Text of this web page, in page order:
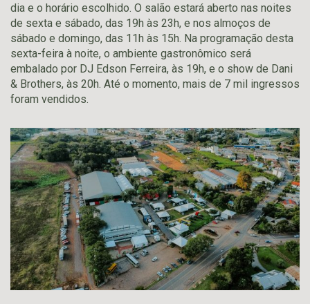
dia e o horário escolhido. O salão estará aberto nas noites
de sexta e sábado, das 19h às 23h, e nos almoços de
sábado e domingo, das 11h às 15h. Na programação desta
sexta-feira à noite, o ambiente gastronômico será
embalado por DJ Edson Ferreira, às 19h, e o show de Dani
& Brothers, às 20h. Até o momento, mais de 7 mil ingressos
foram vendidos.